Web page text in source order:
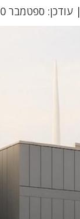
| עודכן: ספטמבר 10, 2025